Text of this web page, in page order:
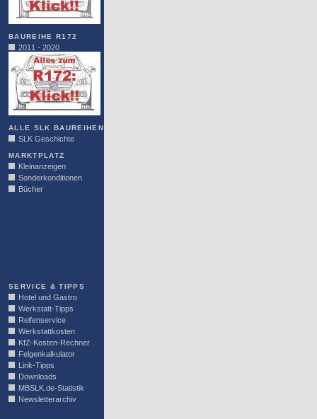
BAUREIHE R172
2011 - 2020
ALLE SLK BAUREIHEN
SLK Geschichte
MARKTPLATZ
Kleinanzeigen
Sonderkonditionen
Bücher
SERVICE & TIPPS
Hotel und Gastro
Werkstatt-Tipps
Reifenservice
Werkstattkosten
KfZ-Kosten-Rechner
Felgenkalkulator
Link-Tipps
Downloads
MBSLK.de-Statistik
Newsletterarchiv